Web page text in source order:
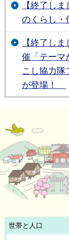
【終了し
のくらし・
【終了し
催「テーマ
こし協力隊
が登場！